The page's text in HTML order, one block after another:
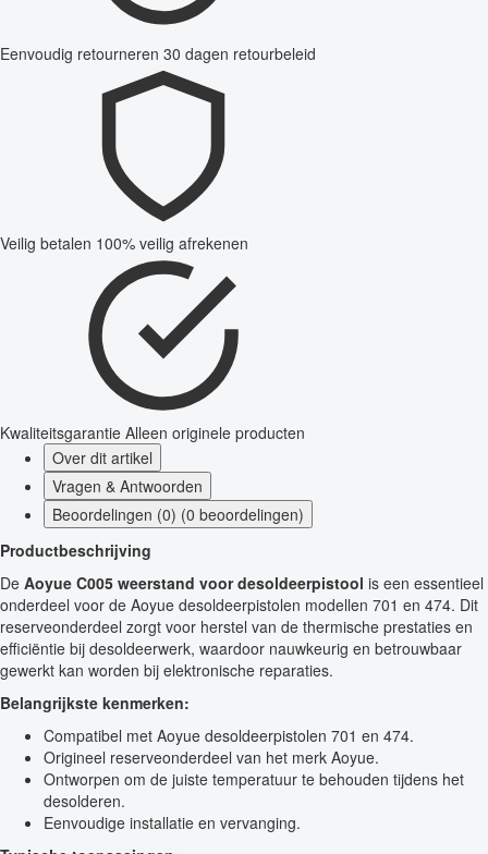
Eenvoudig retourneren 30 dagen retourbeleid
Veilig betalen 100% veilig afrekenen
Kwaliteitsgarantie Alleen originele producten
Over dit artikel
Vragen & Antwoorden
Beoordelingen (0) (0 beoordelingen)
Productbeschrijving
De Aoyue C005 weerstand voor desoldeerpistool is een essentieel
onderdeel voor de Aoyue desoldeerpistolen modellen 701 en 474. Dit
reserveonderdeel zorgt voor herstel van de thermische prestaties en
efficiëntie bij desoldeerwerk, waardoor nauwkeurig en betrouwbaar
gewerkt kan worden bij elektronische reparaties.
Belangrijkste kenmerken:
Compatibel met Aoyue desoldeerpistolen 701 en 474.
Origineel reserveonderdeel van het merk Aoyue.
Ontworpen om de juiste temperatuur te behouden tijdens het
desolderen.
Eenvoudige installatie en vervanging.